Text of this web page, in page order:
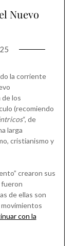
Nuevo
la corriente
de los
(recomiendo
“, de
larga
cristianismo y
crearon sus
de ellas son
con la